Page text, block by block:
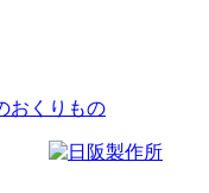
おくりもの